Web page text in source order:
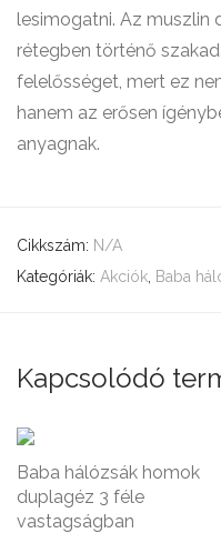
lesimogatni. Az muszlin
rétegben történő
felelősséget, mert ez
hanem az erősen
anyagnak.
Cikkszám: N/A
Kategóriák: Akciók Baba
Kapcsolódó
Baba hálózsák homok
duplagéz 3 féle
vastagságban